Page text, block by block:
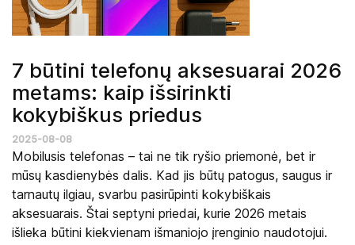
7 būtini telefonų aksesuarai 2026
metams: kaip išsirinkti
kokybiškus priedus
2025-08-08
Mobilusis telefonas – tai ne tik ryšio priemonė, bet ir
mūsų kasdienybės dalis. Kad jis būtų patogus, saugus ir
tarnautų ilgiau, svarbu pasirūpinti kokybiškais
aksesuarais. Štai septyni priedai, kurie 2026 metais
išlieka būtini kiekvienam išmaniojo įrenginio naudotojui.